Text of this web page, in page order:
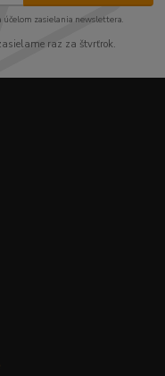
účelom zasielania newslettera.
raz za štvrťrok.